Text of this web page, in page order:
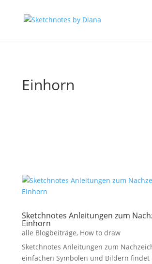
Einhorn
Sketchnotes Anleitungen zum
Einhorn
alle Blogbeiträge, How to draw
Sketchnotes Anleitungen zum
einfachen Symbolen und Bildern